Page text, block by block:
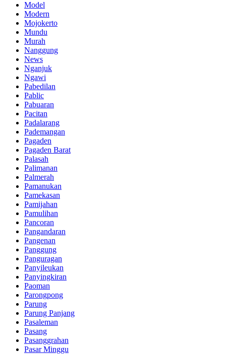
Model
Modern
Mojokerto
Mundu
Murah
Nanggung
News
Nganjuk
Ngawi
Pabedilan
Pablic
Pabuaran
Pacitan
Padalarang
Pademangan
Pagaden
Pagaden Barat
Palasah
Palimanan
Palmerah
Pamanukan
Pamekasan
Pamijahan
Pamulihan
Pancoran
Pangandaran
Pangenan
Panggung
Panguragan
Panyileukan
Panyingkiran
Paoman
Parongpong
Parung
Parung Panjang
Pasaleman
Pasang
Pasanggrahan
Pasar Minggu